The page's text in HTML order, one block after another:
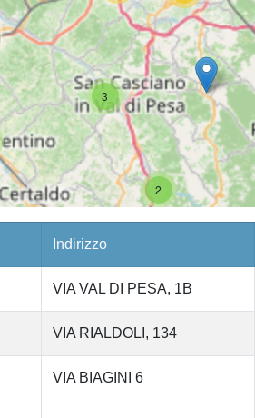
2
3
Indirizzo
VIA VAL DI PESA, 1B
VIA RIALDOLI, 134
VIA BIAGINI 6